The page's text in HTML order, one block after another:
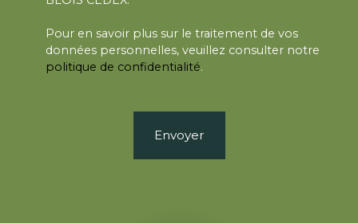
Pour en savoir plus sur le traitement de vos
données personnelles, veuillez consulter notre
politique de confidentialité.
Envoyer